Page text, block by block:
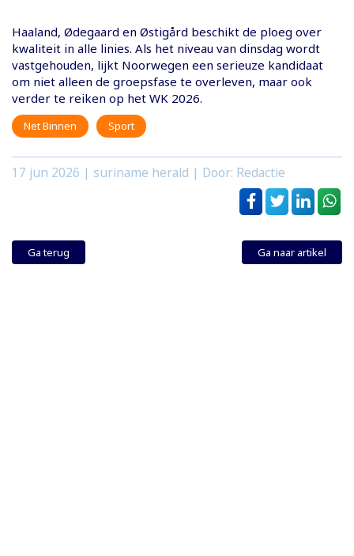
Haaland, Ødegaard en Østigård beschikt de ploeg over
kwaliteit in alle linies. Als het niveau van dinsdag wordt
vastgehouden, lijkt Noorwegen een serieuze kandidaat
om niet alleen de groepsfase te overleven, maar ook
verder te reiken op het WK 2026.
Net Binnen Sport
17 jun 2026 | suriname herald | Door: Redactie
Ga terug Ga naar artikel